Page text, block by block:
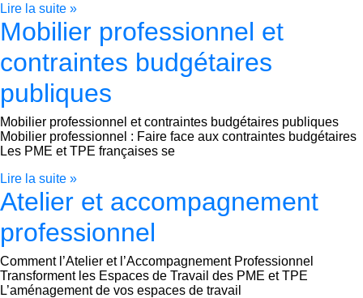
Lire la suite »
Mobilier professionnel et
contraintes budgétaires
publiques
Mobilier professionnel et contraintes budgétaires publiques
Mobilier professionnel : Faire face aux contraintes budgétaires
Les PME et TPE françaises se
Lire la suite »
Atelier et accompagnement
professionnel
Comment l’Atelier et l’Accompagnement Professionnel
Transforment les Espaces de Travail des PME et TPE
L’aménagement de vos espaces de travail